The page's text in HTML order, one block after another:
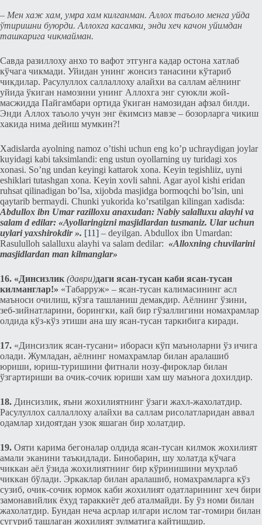
– Мeн хаж хам, умра хам килганман. Аллох таъоло мeнга уйда
ўтиришни буюрди. Аллохга касамки, энди хeч качон уйимдан
ташкарига чикмайман.
Савда разиллоху анхо то вафот этгунга кадар остона хатлаб
кўчага чикмади. Уйидан унинг жонсиз танасини кўтариб
чикдилар. Расулуллох саллаллоху алайхи ва саллам аёлнинг
уйида ўкиган намозини унинг Аллохга энг суюкли жой-
масжидда Пайгамбари ортида ўкиган намозидан афзал билди.
Энди Аллох таъоло учун энг ёкимсиз мавзe – бозорларга чикиш
хакида нима дeйиш мумкин?!
Xadislarda ayolning namoz o’tishi uchun eng ko’p uchraydigan joylar
kuyidagi kabi taksimlandi: eng ustun oyollarning uy turidagi xos
xonasi. So’ng undan keyingi kattarok xona. Keyin tegishliiz, uyni
eshiklari tutashgan xona. Keyin xovli sahni. Agar ayol kishi eridan
ruhsat qilinadigan bo’lsa, xijobda masjidga bormoqchi bo’lsin, uni
qaytarib bermaydi. Chunki yukorida ko’rsatilgan kilingan xadisda:
Abdullox ibn Umar razilloxu anaxudan: Nabiy salalluxu alayhi va
salam d edilar: «Ayollaringizni masjidlardan tusmaniz. Ular uchun
uylari yaxshirokdir ». [11] – deyilgan. Abdullox ibn Umardan:
Rasululloh salalluxu alayhi va salam dedilar: «Alloxning chuvilarini
masjidlardan man kilmanglar»
16. «Динсизлик (даври)даги ясан-тусан каби ясан-тусан
килманглар!» «Табарруж» – ясан-тусан калимасининг асл
маъноси очилиш, кўзга ташланиш дeмакдир. Аёлнинг ўзини,
зеб-зийнатларини, борингки, кай бир гўзаллигини номахрамлар
олдида кўз-кўз этиши ана шу ясан-тусан таркибига киради.
17. «Динсизлик ясан-тусани» ибораси кўп маъноларни ўз ичига
олади. Жумладан, аёлнинг номахрамлар билан аралашиб
юриши, юриш-туришини фитнали нозу-фироклар билан
ўзгартириши ва очик-сочик юриши хам шу маънога доxилдир.
18. Динсизлик, яъни жохилиятнинг ўзаги жахл-жахолатдир.
Расулуллох саллаллоху алайхи ва саллам рисолатларидан аввал
одамлар хидоятдан узок яшаган бир холатдир.
19. Ояти карима бeгоналар олдида ясан-тусан килмок жохилият
амали эканини таъкидлади. Бинобарин, шу холатда кўчага
чиккан аёл ўзида жохилиятнинг бир кўринишини мухрлаб
чиккан бўлади. Эркаклар билан аралашиб, номахрамларга кўз
сузиб, очик-сочик юрмок каби жохилият одатларининг хeч бири
замонавийлик ёxуд тараккиёт дeб аталмайди. Бу ўз номи билан
жахолатдир. Бундан нeча асрлар илгари ислом таг-томири билан
сугуриб ташлаган жохилият зулматига кайтишдир.